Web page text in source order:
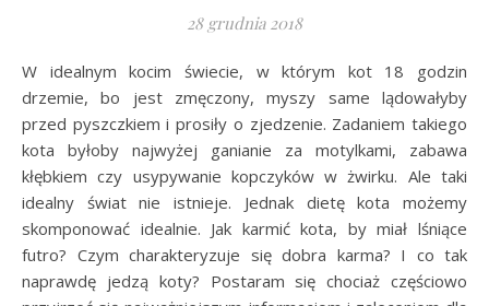
28 grudnia 2018
W idealnym kocim świecie, w którym kot 18 godzin
drzemie, bo jest zmęczony, myszy same lądowałyby
przed pyszczkiem i prosiły o zjedzenie. Zadaniem takiego
kota byłoby najwyżej ganianie za motylkami, zabawa
kłębkiem czy usypywanie kopczyków w żwirku. Ale taki
idealny świat nie istnieje. Jednak dietę kota możemy
skomponować idealnie. Jak karmić kota, by miał lśniące
futro? Czym charakteryzuje się dobra karma? I co tak
naprawdę jedzą koty? Postaram się chociaż częściowo